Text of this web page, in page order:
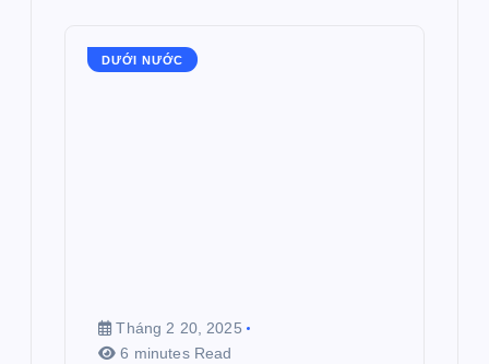
DƯỚI NƯỚC
Tháng 2 20, 2025
6 minutes Read